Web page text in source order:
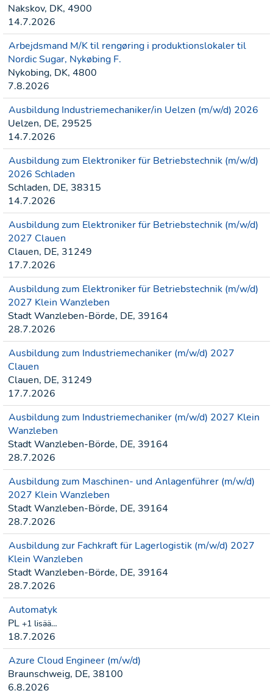
Nakskov, DK, 4900
14.7.2026
Arbejdsmand M/K til rengøring i produktionslokaler til
Nordic Sugar, Nykøbing F.
Nykobing, DK, 4800
7.8.2026
Ausbildung Industriemechaniker/in Uelzen (m/w/d) 2026
Uelzen, DE, 29525
14.7.2026
Ausbildung zum Elektroniker für Betriebstechnik (m/w/d)
2026 Schladen
Schladen, DE, 38315
14.7.2026
Ausbildung zum Elektroniker für Betriebstechnik (m/w/d)
2027 Clauen
Clauen, DE, 31249
17.7.2026
Ausbildung zum Elektroniker für Betriebstechnik (m/w/d)
2027 Klein Wanzleben
Stadt Wanzleben-Börde, DE, 39164
28.7.2026
Ausbildung zum Industriemechaniker (m/w/d) 2027
Clauen
Clauen, DE, 31249
17.7.2026
Ausbildung zum Industriemechaniker (m/w/d) 2027 Klein
Wanzleben
Stadt Wanzleben-Börde, DE, 39164
28.7.2026
Ausbildung zum Maschinen- und Anlagenführer (m/w/d)
2027 Klein Wanzleben
Stadt Wanzleben-Börde, DE, 39164
28.7.2026
Ausbildung zur Fachkraft für Lagerlogistik (m/w/d) 2027
Klein Wanzleben
Stadt Wanzleben-Börde, DE, 39164
28.7.2026
Automatyk
PL +1 lisää…
18.7.2026
Azure Cloud Engineer (m/w/d)
Braunschweig, DE, 38100
6.8.2026